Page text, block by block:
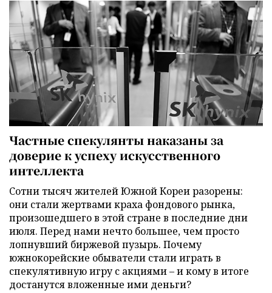
Частные спекулянты наказаны за
доверие к успеху искусственного
интеллекта
Сотни тысяч жителей Южной Кореи разорены:
они стали жертвами краха фондового рынка,
произошедшего в этой стране в последние дни
июля. Перед нами нечто большее, чем просто
лопнувший биржевой пузырь. Почему
южнокорейские обыватели стали играть в
спекулятивную игру с акциями – и кому в итоге
достанутся вложенные ими деньги?